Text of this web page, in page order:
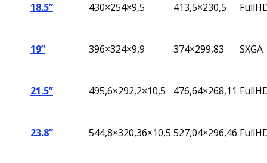
18.5” 430×254×9,5 413,5×230,5
19” 396×324×9,9 374×299,83 SXGA
21.5” 495,6×292,2×10,5 476,64×268,11
23.8” 544,8×320,36×10,5 527,04×296,46